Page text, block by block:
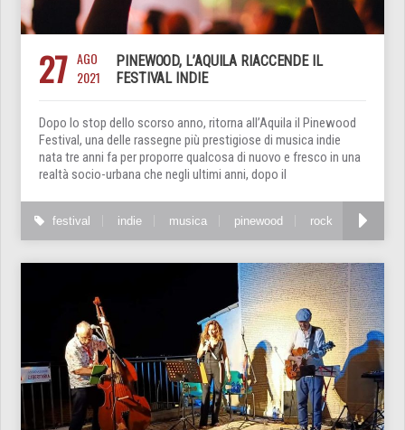
27 AGO
2021
PINEWOOD, L’AQUILA RIACCENDE IL
FESTIVAL INDIE
Dopo lo stop dello scorso anno, ritorna all’Aquila il Pinewood
Festival, una delle rassegne più prestigiose di musica indie
nata tre anni fa per proporre qualcosa di nuovo e fresco in una
realtà socio-urbana che negli ultimi anni, dopo il
festival indie musica pinewood rock